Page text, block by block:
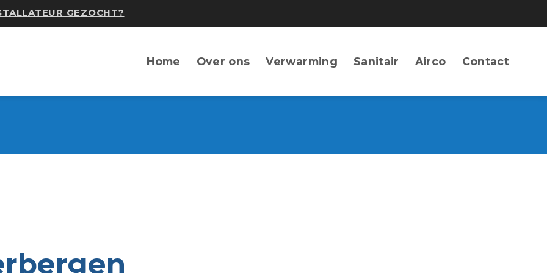
GEZOCHT?
Home Over ons Verwarming Sanitair Airco Contact